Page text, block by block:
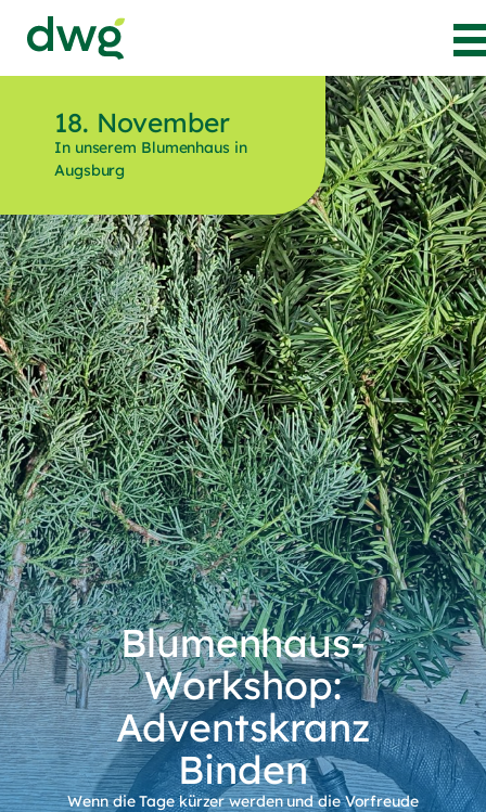
Zur Startseite von Die Wörnergärtner
Blumenhaus-
Workshop:
Adventskranz
Binden
Wenn die Tage kürzer werden und die Vorfreude
18. November
In unserem Blumenhaus in
Augsburg